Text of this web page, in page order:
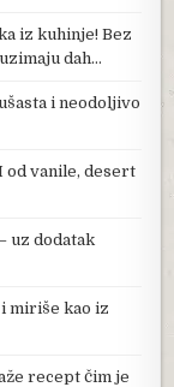
iz kuhinje! Bez
dah…
i neodoljivo
od vanile, desert
uz dodatak
miriše kao iz
recept čim je